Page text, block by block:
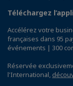
Téléchargez
Accélérez votre
françaises dans 95
événements | 300
Réservée
l'International,